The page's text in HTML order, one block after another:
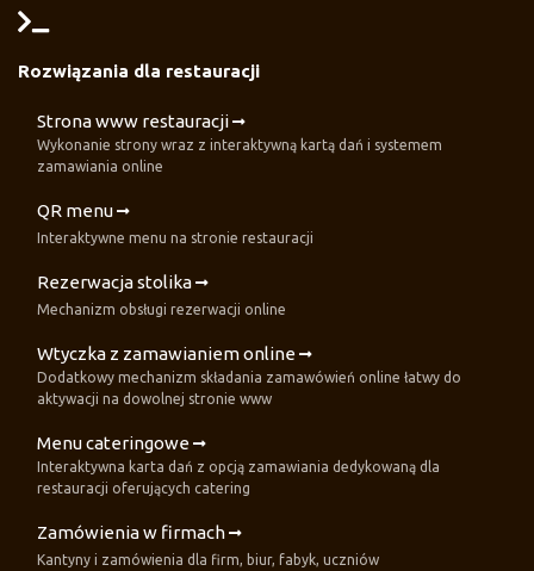
Rozwiązania dla restauracji
Strona www restauracji
Wykonanie strony wraz z interaktywną kartą dań i systemem
zamawiania online
QR menu
Interaktywne menu na stronie restauracji
Rezerwacja stolika
Mechanizm obsługi rezerwacji online
Wtyczka z zamawianiem online
Dodatkowy mechanizm składania zamawówień online łatwy do
aktywacji na dowolnej stronie www
Menu cateringowe
Interaktywna karta dań z opcją zamawiania dedykowaną dla
restauracji oferujących catering
Zamówienia w firmach
Kantyny i zamówienia dla firm, biur, fabyk, uczniów